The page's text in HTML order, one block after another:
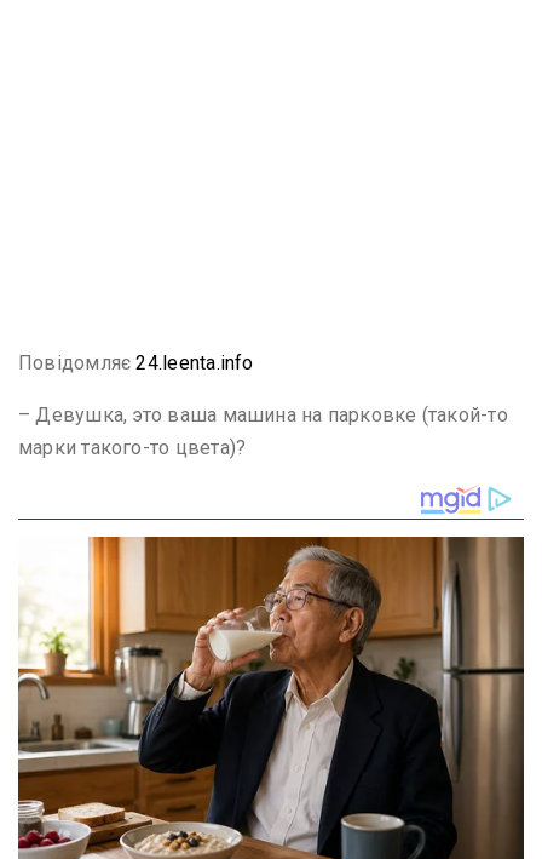
Повідомляє24.leenta.info
– Девушка, это ваша машина на парковке (такой-то
марки такого-то цвета)?